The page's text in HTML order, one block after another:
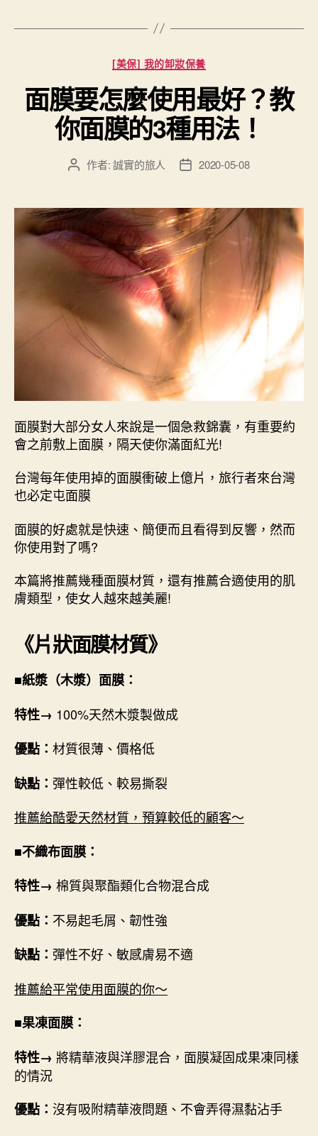
分
類
[美保] 我的卸妝保養
面膜要怎麼使用最好？教
你面膜的3種用法！
文
者
作者:誠實的旅人
文
佈
日
期
2020-05-08
面膜對大部分女人來說是一個急救錦囊，有重要約
會之前敷上面膜，隔天使你滿面紅光!
台灣每年使用掉的面膜衝破上億片，旅行者來台灣
也必定屯面膜
面膜的好處就是快速、簡便而且看得到反響，然而
你使用對了嗎?
本篇將推薦幾種面膜材質，還有推薦合適使用的肌
膚類型，使女人越來越美麗!
《片狀面膜材質》
■紙漿（木漿）面膜：
特性→ 100%天然木漿製做成
優點： 材質很薄、價格低
缺點： 彈性較低、較易撕裂
推薦給酷愛天然材質，預算較低的顧客～
■不織布面膜：
特性→ 棉質與聚酯類化合物混合成
優點： 不易起毛屑、韌性強
缺點： 彈性不好、敏感膚易不適
推薦給平常使用面膜的你～
■果凍面膜：
特性→ 將精華液與洋膠混合，面膜凝固成果凍同樣
的情況
優點： 沒有吸附精華液問題、不會弄得濕黏沾手